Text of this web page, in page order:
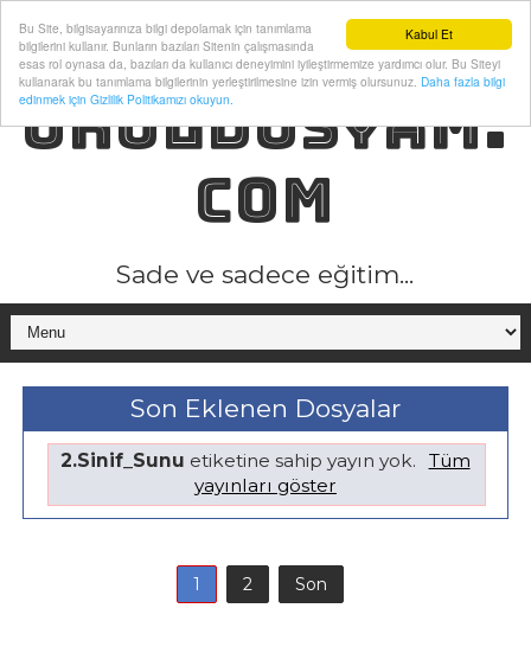
Kabul Et
Bu Site, bilgisayarınıza bilgi depolamak için tanımlama
bilgilerini kullanır. Bunların bazıları Sitenin çalışmasında
esas rol oynasa da, bazıları da kullanıcı deneyimini iyileştirmemize yardımcı olur. Bu Siteyi
kullanarak bu tanımlama bilgilerinin yerleştirilmesine izin vermiş olursunuz. Daha fazla bilgi
edinmek için Gizlilik Politikamızı okuyun.
OKULDOSYAM.
COM
Sade ve sadece eğitim...
Son Eklenen Dosyalar
2.Sinif_Sunu etiketine sahip yayın yok.
Tüm
yayınları göster
1 2 Son